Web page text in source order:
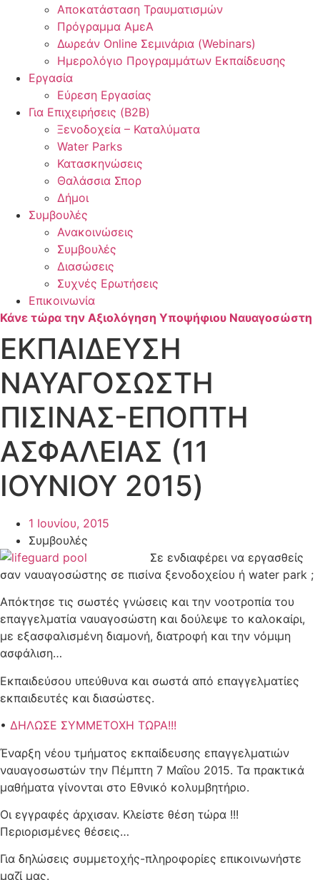
Αποκατάσταση Τραυματισμών
Πρόγραμμα ΑμεΑ
Δωρεάν Online Σεμινάρια (Webinars)
Ημερολόγιο Προγραμμάτων Εκπαίδευσης
Εργασία
Εύρεση Εργασίας
Για Επιχειρήσεις (B2B)
Ξενοδοχεία – Καταλύματα
Water Parks
Κατασκηνώσεις
Θαλάσσια Σπορ
Δήμοι
Συμβουλές
Ανακοινώσεις
Συμβουλές
Διασώσεις
Συχνές Ερωτήσεις
Επικοινωνία
Κάνε τώρα την Αξιολόγηση Υποψήφιου Ναυαγοσώστη
ΕΚΠΑΙΔΕΥΣΗ
ΝΑΥΑΓΟΣΩΣΤΗ
ΠΙΣΙΝΑΣ-ΕΠΟΠΤΗ
ΑΣΦΑΛΕΙΑΣ (11
IOYNIOY 2015)
1 Ιουνίου, 2015
Συμβουλές
Σε ενδιαφέρει να εργασθείς
σαν ναυαγοσώστης σε πισίνα ξενοδοχείου ή water park ;
Απόκτησε τις σωστές γνώσεις και την νοοτροπία του
επαγγελματία ναυαγοσώστη και δούλεψε το καλοκαίρι,
με εξασφαλισμένη διαμονή, διατροφή και την νόμιμη
ασφάλιση…
Εκπαιδεύσου υπεύθυνα και σωστά από επαγγελματίες
εκπαιδευτές και διασώστες.
• ΔΗΛΩΣΕ ΣΥΜΜΕΤΟΧΗ ΤΩΡΑ!!!
Έναρξη νέου τμήματος εκπαίδευσης επαγγελματιών
ναυαγοσωστών την Πέμπτη 7 Μαΐου 2015. Τα πρακτικά
μαθήματα γίνονται στο Εθνικό κολυμβητήριο.
Οι εγγραφές άρχισαν. Κλείστε θέση τώρα !!!
Περιορισμένες θέσεις…
Για δηλώσεις συμμετοχής-πληροφορίες επικοινωνήστε
μαζί μας.